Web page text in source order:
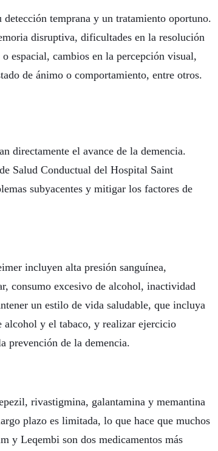
temprana y un tratamiento oportuno.
disruptiva, dificultades en la resolución
espacial, cambios en la percepción visual,
de ánimo o comportamiento, entre otros.
directamente el avance de la demencia.
Salud Conductual del Hospital Saint
subyacentes y mitigar los factores de
incluyen alta presión sanguínea,
consumo excesivo de alcohol, inactividad
un estilo de vida saludable, que incluya
alcohol y el tabaco, y realizar ejercicio
prevención de la demencia.
rivastigmina, galantamina y memantina
plazo es limitada, lo que hace que muchos
y Leqembi son dos medicamentos más